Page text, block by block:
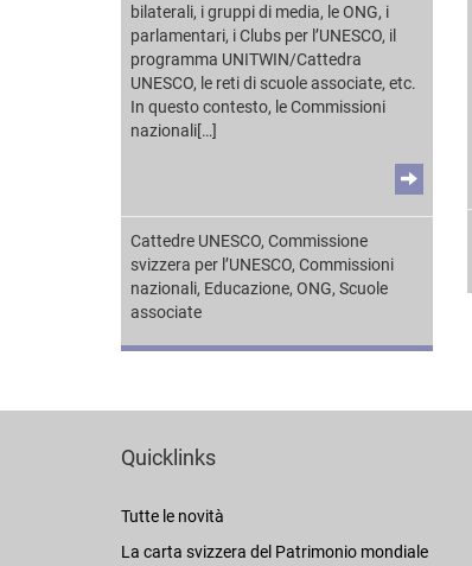
bilaterali, i gruppi di media, le ONG, i
parlamentari, i Clubs per l’UNESCO, il
programma UNITWIN/Cattedra
UNESCO, le reti di scuole associate, etc.
In questo contesto, le Commissioni
nazionali[…]
Cattedre UNESCO, Commissione
svizzera per l’UNESCO, Commissioni
nazionali, Educazione, ONG, Scuole
associate
Quicklinks
Tutte le novità
La carta svizzera del Patrimonio mondiale